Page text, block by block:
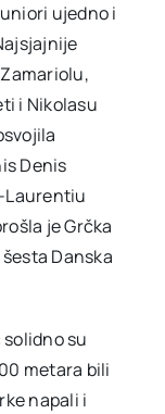
ujedno i
i Nikolasu
Denis
Laurentiu
je Grčka
Danska
su
metara bili
napali i